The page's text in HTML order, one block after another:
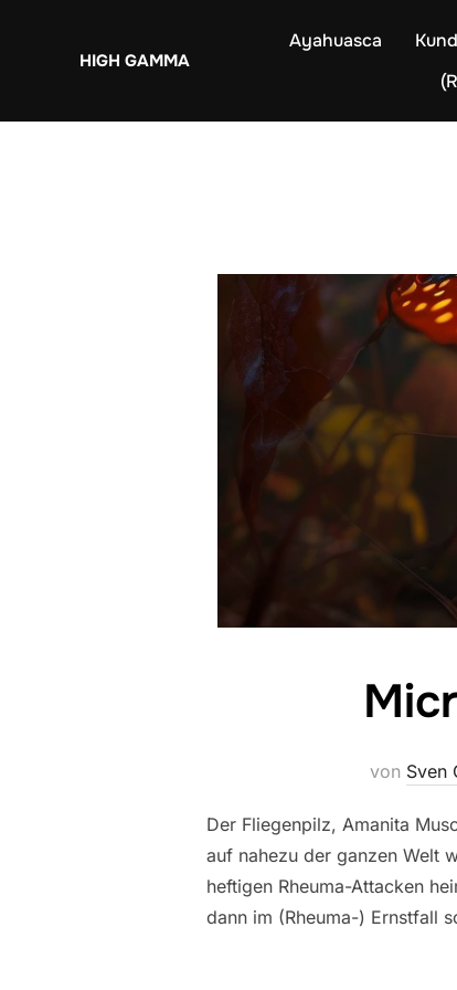
HIGH GAMMA
Ayahuasca
von Sven
Der Fliegenpilz, Amanita
auf nahezu der ganzen Welt
heftigen Rheuma-Attacken
dann im (Rheuma-) Ernstfall